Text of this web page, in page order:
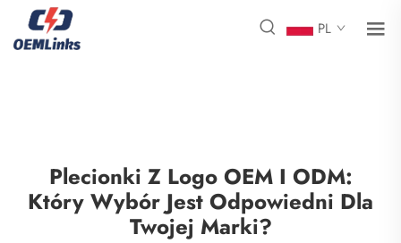
PL
Plecionki Z Logo OEM I ODM:
Który Wybór Jest Odpowiedni Dla
Twojej Marki?